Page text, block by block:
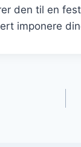
den til en
imponere